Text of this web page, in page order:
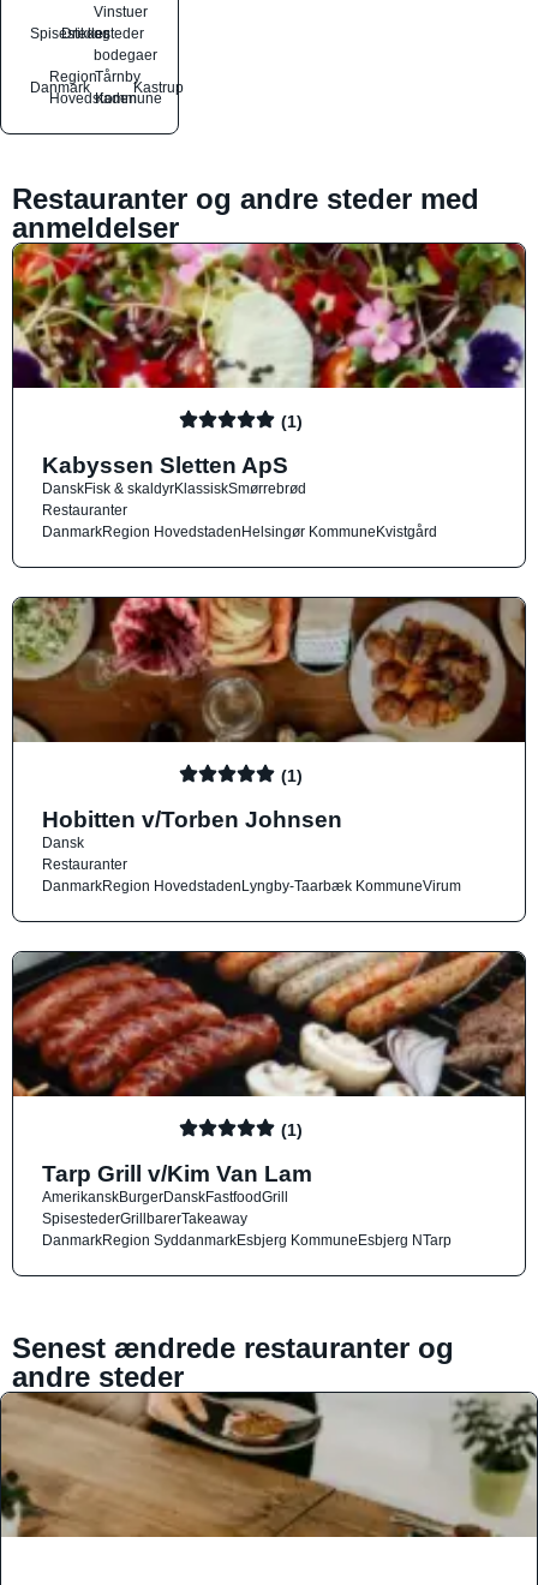
Spisesteder
Drikkesteder
Vinstuer
og
bodegaer
Danmark
Region
Hovedstaden
Tårnby
Kommune
Kastrup
Restauranter og andre steder med
anmeldelser
(1)
Kabyssen Sletten ApS
DanskFisk & skaldyrKlassiskSmørrebrød
Restauranter
DanmarkRegion HovedstadenHelsingør KommuneKvistgård
(1)
Hobitten v/Torben Johnsen
Dansk
Restauranter
DanmarkRegion HovedstadenLyngby-Taarbæk KommuneVirum
(1)
Tarp Grill v/Kim Van Lam
AmerikanskBurgerDanskFastfoodGrill
SpisestederGrillbarerTakeaway
DanmarkRegion SyddanmarkEsbjerg KommuneEsbjerg NTarp
Senest ændrede restauranter og
andre steder